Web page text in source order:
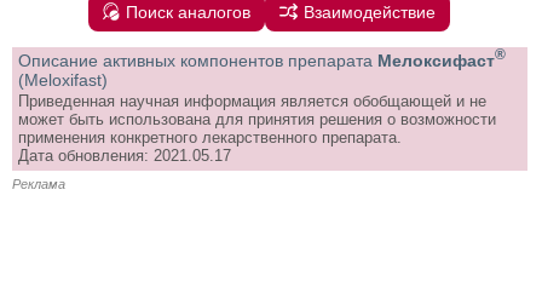
Поиск аналогов Взаимодействие
Описание активных компонентов препарата Мелоксифаст®
(Meloxifast)
Приведенная научная информация является обобщающей и не
может быть использована для принятия решения о возможности
применения конкретного лекарственного препарата.
Дата обновления: 2021.05.17
Реклама